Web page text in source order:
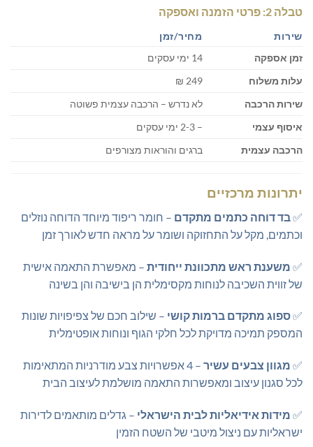
טבלה 2: פרטי הזמנה ואספקה
שירות
מחיר/זמן
זמן אספקה
14 ימי עסקים
עלות משלוח
249 ₪
שירות הרכבה
לא נדרש – הרכבה עצמית פשוטה
איסוף עצמי
– 2-3 ימי עסקים
הרכבה עצמית
ברגים והוראות מצורפים
יתרונות מרכזיים
✅בד דוחה כתמים מתקדם – חומר ריפוד מיוחד הדוחה נוזלים
וכתמים, מקל על התחזוקה ושומר על מראה חדש לאורך זמן
✅ משענת ראש מתכוונת ייחודית – מאפשרת התאמה אישית
של זווית השכיבה לנוחות מקסימלית הן בישיבה והן בשינה
✅ספוג מתקדם ברמות קושי – שילוב חכם של צפיפויות שונות
המספק תמיכה מדויקת לכל חלקי הגוף ונוחות אופטימלית
✅ מגוון צבעים עשיר
– 4 אפשרויות צבע מודרניות המתאימות
לכל סגנון עיצוב ומאפשרות התאמה מושלמת לעיצוב הבית
✅ מידות אידיאליות לבית הישראלי – גדלים מותאמים לדירות
ישראליות עם ניצול מיטבי של השטח הזמין